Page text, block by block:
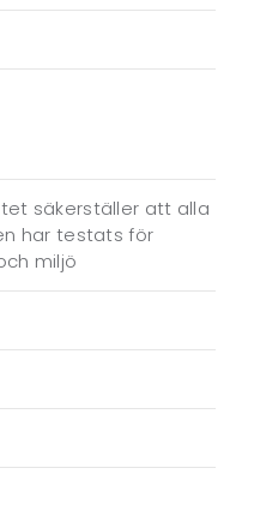
säkerställer att alla
har testats för
miljö